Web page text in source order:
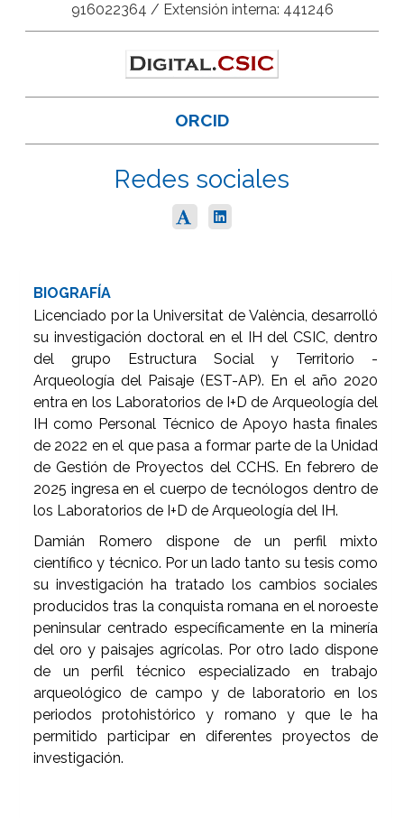
916022364 / Extensión interna: 441246
ORCID
Redes sociales
BIOGRAFÍA
Licenciado por la Universitat de València, desarrolló
su investigación doctoral en el IH del CSIC, dentro
del grupo Estructura Social y Territorio -
Arqueología del Paisaje (EST-AP). En el año 2020
entra en los Laboratorios de I+D de Arqueología del
IH como Personal Técnico de Apoyo hasta finales
de 2022 en el que pasa a formar parte de la Unidad
de Gestión de Proyectos del CCHS. En febrero de
2025 ingresa en el cuerpo de tecnólogos dentro de
los Laboratorios de I+D de Arqueología del IH.
Damián Romero dispone de un perfil mixto
científico y técnico. Por un lado tanto su tesis como
su investigación ha tratado los cambios sociales
producidos tras la conquista romana en el noroeste
peninsular centrado específicamente en la minería
del oro y paisajes agrícolas. Por otro lado dispone
de un perfil técnico especializado en trabajo
arqueológico de campo y de laboratorio en los
periodos protohistórico y romano y que le ha
permitido participar en diferentes proyectos de
investigación.